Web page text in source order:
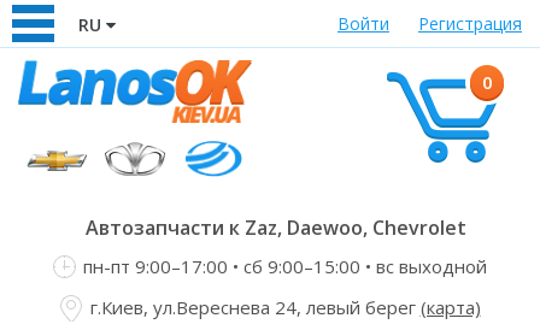
RU Войти Регистрация
0
Автозапчасти к Zaz, Daewoo, Chevrolet
пн-пт 9:00–17:00 • сб 9:00–15:00 • вс выходной
г.Киев, ул.Вереснева 24, левый берег (карта)